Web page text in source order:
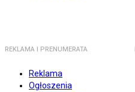
REKLAMA I PRENUMERATA
Reklama
Ogłoszenia